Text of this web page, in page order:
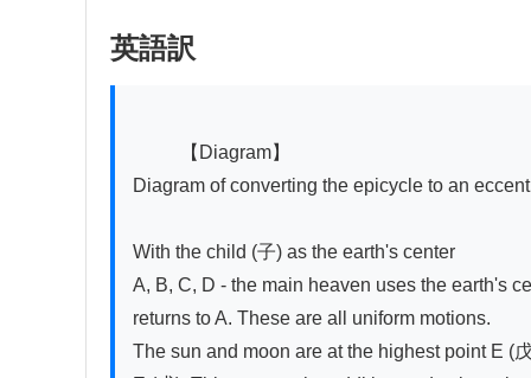
英語訳
Diagram of converting the epicycle to an
With the child (子) as the earth's center
A, B, C, D - the main heaven uses the earth's
returns to A. These are all uniform motions.
The sun and moon are at the highest point E (